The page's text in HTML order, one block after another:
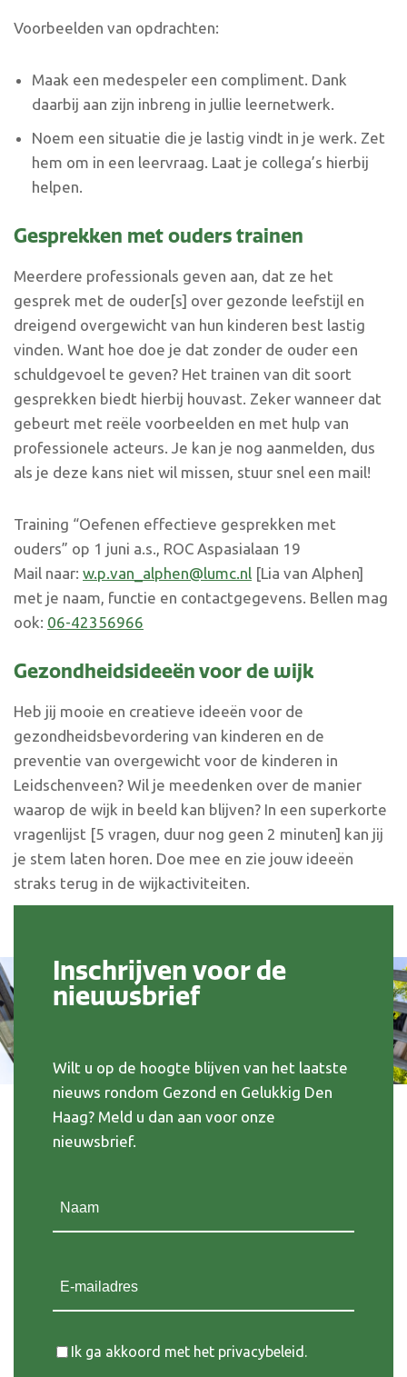
Voorbeelden van opdrachten:
Maak een medespeler een compliment. Dank
daarbij aan zijn inbreng in jullie leernetwerk.
Noem een situatie die je lastig vindt in je werk. Zet
hem om in een leervraag. Laat je collega’s hierbij
helpen.
Gesprekken met ouders trainen
Meerdere professionals geven aan, dat ze het
gesprek met de ouder[s] over gezonde leefstijl en
dreigend overgewicht van hun kinderen best lastig
vinden. Want hoe doe je dat zonder de ouder een
schuldgevoel te geven? Het trainen van dit soort
gesprekken biedt hierbij houvast. Zeker wanneer dat
gebeurt met reële voorbeelden en met hulp van
professionele acteurs. Je kan je nog aanmelden, dus
als je deze kans niet wil missen, stuur snel een mail!
Training “Oefenen effectieve gesprekken met
ouders” op 1 juni a.s., ROC Aspasialaan 19
Mail naar: w.p.van_alphen@lumc.nl [Lia van Alphen]
met je naam, functie en contactgegevens. Bellen mag
ook: 06-42356966
Gezondheidsideeën voor de wijk
Heb jij mooie en creatieve ideeën voor de
gezondheidsbevordering van kinderen en de
preventie van overgewicht voor de kinderen in
Leidschenveen? Wil je meedenken over de manier
waarop de wijk in beeld kan blijven? In een superkorte
vragenlijst [5 vragen, duur nog geen 2 minuten] kan jij
je stem laten horen. Doe mee en zie jouw ideeën
straks terug in de wijkactiviteiten.
Inschrijven voor de
nieuwsbrief
Wilt u op de hoogte blijven van het laatste
nieuws rondom Gezond en Gelukkig Den
Haag? Meld u dan aan voor onze
nieuwsbrief.
Instemming
Ik ga akkoord met het privacybeleid.